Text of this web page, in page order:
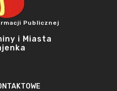
Publicznej
i Miasta